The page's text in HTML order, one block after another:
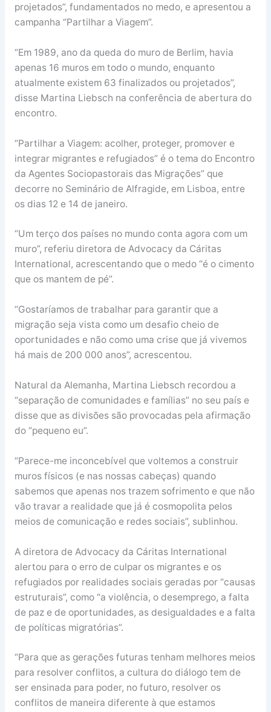
projetados”, fundamentados no medo, e apresentou a
campanha “Partilhar a Viagem”.
“Em 1989, ano da queda do muro de Berlim, havia
apenas 16 muros em todo o mundo, enquanto
atualmente existem 63 finalizados ou projetados”,
disse Martina Liebsch na conferência de abertura do
encontro.
“Partilhar a Viagem: acolher, proteger, promover e
integrar migrantes e refugiados” é o tema do Encontro
da Agentes Sociopastorais das Migrações” que
decorre no Seminário de Alfragide, em Lisboa, entre
os dias 12 e 14 de janeiro.
“Um terço dos países no mundo conta agora com um
muro”, referiu diretora de Advocacy da Cáritas
International, acrescentando que o medo “é o cimento
que os mantem de pé”.
“Gostaríamos de trabalhar para garantir que a
migração seja vista como um desafio cheio de
oportunidades e não como uma crise que já vivemos
há mais de 200 000 anos”, acrescentou.
Natural da Alemanha, Martina Liebsch recordou a
“separação de comunidades e famílias” no seu país e
disse que as divisões são provocadas pela afirmação
do “pequeno eu”.
“Parece-me inconcebível que voltemos a construir
muros físicos (e nas nossas cabeças) quando
sabemos que apenas nos trazem sofrimento e que não
vão travar a realidade que já é cosmopolita pelos
meios de comunicação e redes sociais”, sublinhou.
A diretora de Advocacy da Cáritas International
alertou para o erro de culpar os migrantes e os
refugiados por realidades sociais geradas por “causas
estruturais”, como “a violência, o desemprego, a falta
de paz e de oportunidades, as desigualdades e a falta
de políticas migratórias”.
“Para que as gerações futuras tenham melhores meios
para resolver conflitos, a cultura do diálogo tem de
ser ensinada para poder, no futuro, resolver os
conflitos de maneira diferente à que estamos